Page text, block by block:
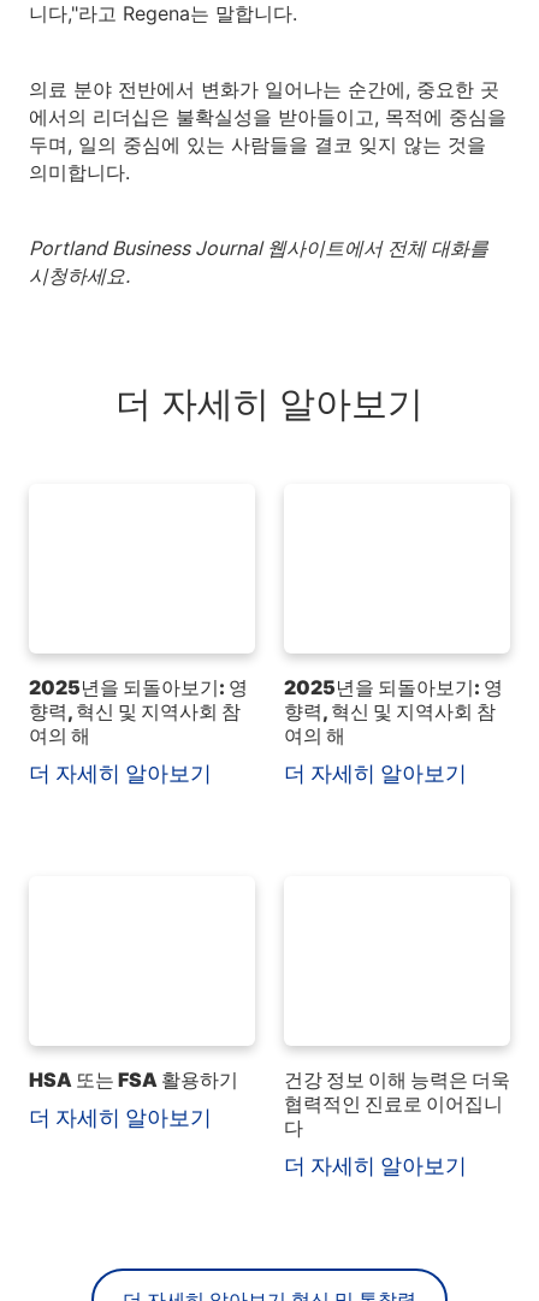
니다,"라고 Regena는 말합니다.
의료 분야 전반에서 변화가 일어나는 순간에, 중요한 곳
에서의 리더십은 불확실성을 받아들이고, 목적에 중심을
두며, 일의 중심에 있는 사람들을 결코 잊지 않는 것을
의미합니다.
Portland Business Journal 웹사이트에서 전체 대화를
시청하세요.
더 자세히 알아보기
2025년을 되돌아보기: 영
향력, 혁신 및 지역사회 참
여의 해
더 자세히 알아보기
2025년을 되돌아보기: 영
향력, 혁신 및 지역사회 참
여의 해
더 자세히 알아보기
HSA 또는 FSA 활용하기
더 자세히 알아보기
건강 정보 이해 능력은 더욱
협력적인 진료로 이어집니
다
더 자세히 알아보기